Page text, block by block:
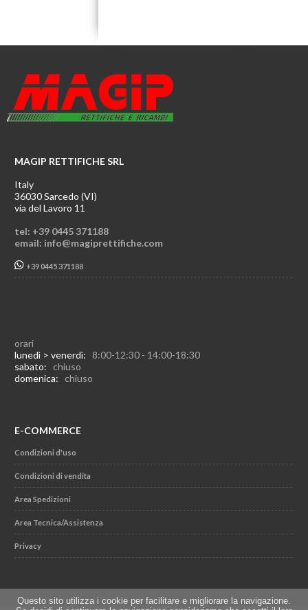
MAGIP RETTIFICHE SRL
Italy
36030 Sarcedo (VI)
via del Lavoro 11
tel: +39 0445 371188
email: info@magiprettifiche.com
+39 0445 371188
orari
lunedì > venerdì: 8:00-12:30 - 14:00-18:30
sabato: chiuso
domenica: chiuso
E-COMMERCE
Condizioni d'uso
Condizioni di vendita
Area Spedizioni
Area Tecnica/Assistenza
Privacy
Questo sito utilizza i cookie per facilitare e migliorare la navigazione.